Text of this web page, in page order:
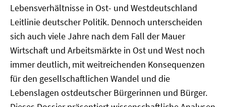
Lebensverhältnisse in Ost- und Westdeutschland
Leitlinie deutscher Politik. Dennoch unterscheiden
sich auch viele Jahre nach dem Fall der Mauer
Wirtschaft und Arbeitsmärkte in Ost und West noch
immer deutlich, mit weitreichenden Konsequenzen
für den gesellschaftlichen Wandel und die
Lebenslagen ostdeutscher Bürgerinnen und Bürger.